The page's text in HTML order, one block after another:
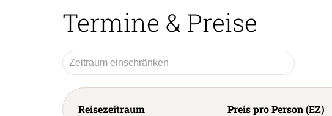
Termine & Preise
Reisezeitraum Preis pro Person (EZ)